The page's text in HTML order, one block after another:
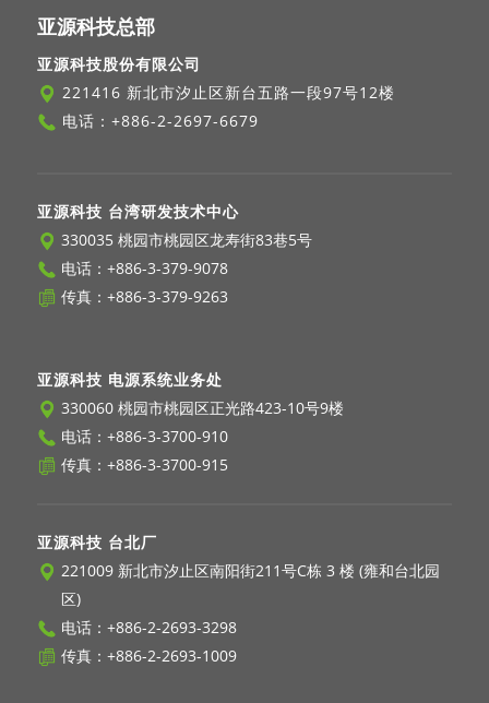
亚源科技总部
亚源科技股份有限公司
221416 新北市汐止区新台五路一段97号12楼
电话： +886-2-2697-6679
亚源科技 台湾研发技术中心
330035 桃园市桃园区龙寿街83巷5号
电话： +886-3-379-9078
传真：+886-3-379-9263
亚源科技 电源系统业务处
330060 桃园市桃园区正光路423-10号9楼
电话： +886-3-3700-910
传真：+886-3-3700-915
亚源科技 台北厂
221009 新北市汐止区南阳街211号C栋 3 楼 (雍和台北园
区)
电话： +886-2-2693-3298
传真：+886-2-2693-1009